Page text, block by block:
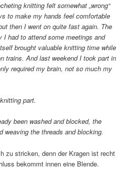
knitting felt somewhat „wrong“
to make my hands feel comfortable
then I went on quite fast again. The
I had to attend some meetings and
brought valuable knitting time while
trains. And last weekend I took part in
required my brain, not so much my
part.
been washed and blocked, the
weaving the threads and blocking.
zu stricken, denn der Kragen ist recht
bekommt innen eine Blende.